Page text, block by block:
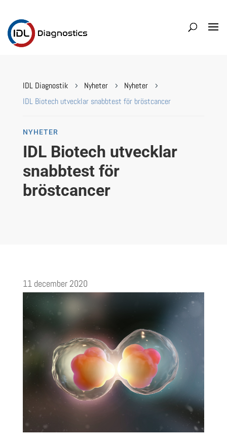
IDL Diagnostik 5 Nyheter 5 Nyheter 5
IDL Biotech utvecklar snabbtest för bröstcancer
NYHETER
IDL Biotech utvecklar
snabbtest för
bröstcancer
11 december 2020